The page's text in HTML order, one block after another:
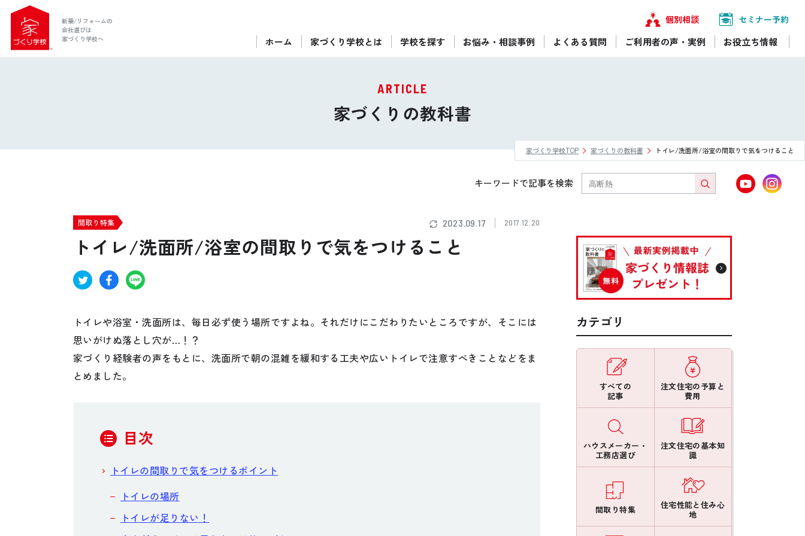
新築/リフォームの
会社選びは
家づくり学校へ
個別相談 セミナー予約
ホーム 家づくり学校とは 学校を探す お悩み・相談事例 よくある質問 ご利用者の声・実例 お役立ち情報
ぴったりの住宅会社をご提案
後悔しない家づくりをレクチャー
セミナーをみる
ご利用は無料！全国20校
ホーム
家づくり学校とは
お悩み・相談事例
ご利用者の声・実例
お役立ち情報
プライバシーポリシー
ARTICLE
家づくりの教科書
家づくり学校TOP 家づくりの教科書 トイレ/洗面所/浴室の間取りで気をつけること
キーワードで記事を検索
間取り特集
トイレ/洗面所/浴室の間取りで気をつけること
2023.09.17 2017.12.20
トイレや浴室・洗面所は、毎日必ず使う場所ですよね。それだけにこだわりたいところですが、そこには
思いがけぬ落とし穴が…！？
家づくり経験者の声をもとに、洗面所で朝の混雑を緩和する工夫や広いトイレで注意すべきことなどをま
とめました。
目次
トイレの間取りで気をつけるポイント
トイレの場所
トイレが足りない！
カテゴリ
すべての
記事
注文住宅の予算と
費用
ハウスメーカー・
工務店選び
注文住宅の基本知
識
間取り特集
住宅性能と住み心
地